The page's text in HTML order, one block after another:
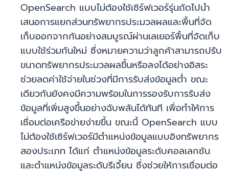
OpenSearch แบบไม่ต้องใช้เซิร์ฟเวอร์รุ่นถัดไปนำ
เสนอการแยกส่วนทรัพยากรประมวลผลและพื้นที่จัด
เก็บออกจากกันอย่างสมบูรณ์ผ่านเลเยอร์พื้นที่จัดเก็บ
แบบใช้ร่วมกันใหม่ ซึ่งหมายความว่าลูกค้าสามารถปรับ
ขนาดทรัพยากรประมวลผลขึ้นหรือลงได้อย่างอิสระ
ช่วยลดค่าใช้จ่ายในช่วงที่มีการรับส่งข้อมูลต่ำ ขณะ
เดียวกันยังคงมีความพร้อมในการรองรับการรับส่ง
ข้อมูลที่เพิ่มสูงขึ้นอย่างฉับพลันได้ทันที เพื่อทำให้การ
เชื่อมต่อเครือข่ายง่ายขึ้น ขณะนี้ OpenSearch แบบ
ไม่ต้องใช้เซิร์ฟเวอร์มีตำแหน่งข้อมูลแบบอิงทรัพยากร
สองประเภท ได้แก่ ตำแหน่งข้อมูลระดับคอลเลกชัน
และตำแหน่งข้อมูลระดับรีเจี้ยน ซึ่งช่วยให้การเชื่อมต่อ